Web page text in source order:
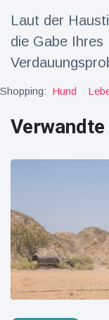
Reisen &
16
16
Vor
Laut der
die Gabe Ihres
Shopping: Hund